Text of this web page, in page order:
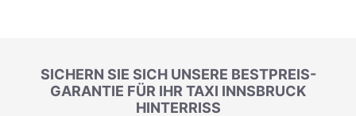
SICHERN SIE SICH UNSERE BESTPREIS-
GARANTIE FÜR IHR TAXI INNSBRUCK
HINTERRISS